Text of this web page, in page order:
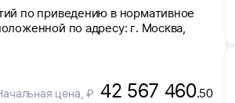
по приведению в нормативное
по адресу: г. Москва,
цена, ₽ 42 567 460.50